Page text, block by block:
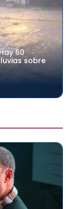
60
sobre